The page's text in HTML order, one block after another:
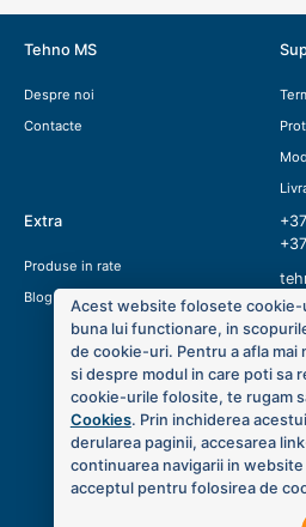
Tehno MS
Despre noi
Contacte
Extra
Produse in rate
Blog
Acest website folosete
buna lui functionare, in
de cookie-uri. Pentru a afla mai
si despre modul in care poti sa
cookie-urile folosite, te rugam
Cookies. Prin inchiderea
derularea paginii, accesarea
continuarea navigarii in
acceptul pentru folosirea de